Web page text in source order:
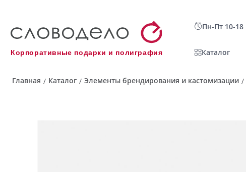
Корпоративные подарки и полиграфия
Пн-Пт 10-18
Каталог
Главная / Каталог / Элементы брендирования и кастомизации /